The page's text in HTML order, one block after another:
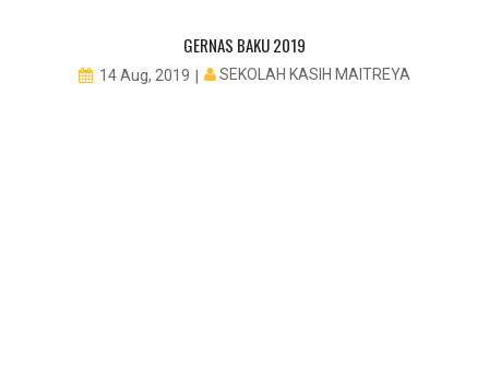
GERNAS BAKU 2019
14 Aug, 2019 SEKOLAH KASIH MAITREYA